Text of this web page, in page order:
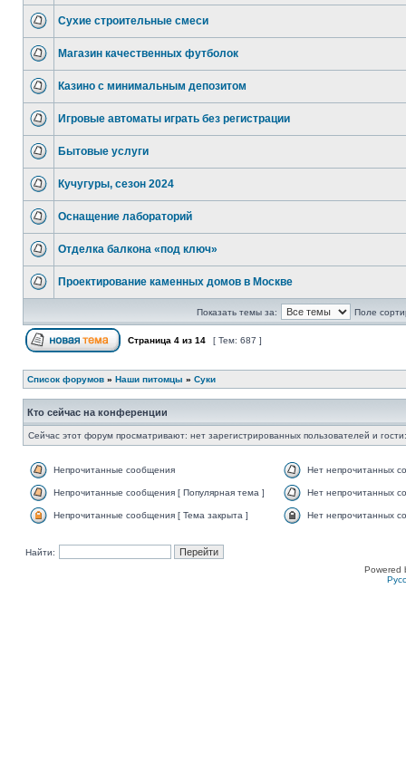
Сухие строительные смеси
Магазин качественных футболок
Казино с минимальным депозитом
Игровые автоматы играть без регистрации
Бытовые услуги
Кучугуры, сезон 2024
Оснащение лабораторий
Отделка балкона «под ключ»
Проектирование каменных домов в Москве
Показать темы за: Поле
Страница 4 из 14 [ Тем: 687 ]
Список форумов » Наши питомцы » Суки
Кто сейчас на конференции
Сейчас этот форум просматривают: нет зарегистрированных пользователей и
Непрочитанные сообщения Нет непрочитанных
Непрочитанные сообщения [ Популярная тема ] Нет непрочитанных
Непрочитанные сообщения [ Тема закрыта ] Нет непрочитанных
Найти:
Powered